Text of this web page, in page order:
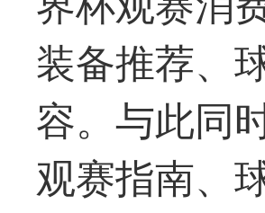
装备推荐、
容。与此同
观赛指南、